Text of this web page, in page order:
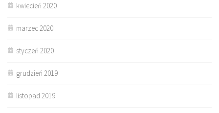
kwiecień 2020
marzec 2020
styczeń 2020
grudzień 2019
listopad 2019